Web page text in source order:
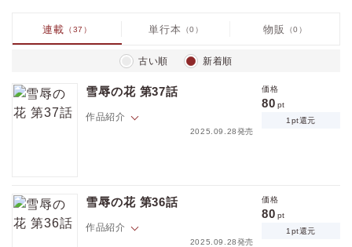
連載 （37） 単行本 （0） 物販 （0）
古い順 新着順
雪辱の花 第37話
作品紹介
2025.09.28発売
価格
80 pt
1pt還元
限されたヨンジョは、男を懐柔して利用することを考え…。
雪辱の花 第36話
作品紹介
2025.09.28発売
価格
80 pt
1pt還元